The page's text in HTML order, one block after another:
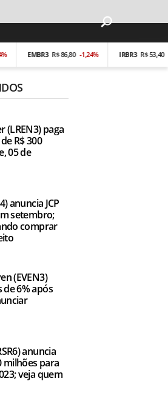
EMBR3 R$ 86,80 -1,24% IRBR3 R$ 53,40 -0,19%
(LREN3) paga
R$ 300
05 de
anuncia JCP
setembro;
comprar
(EVEN3)
6% após
anuncia
milhões para
veja quem